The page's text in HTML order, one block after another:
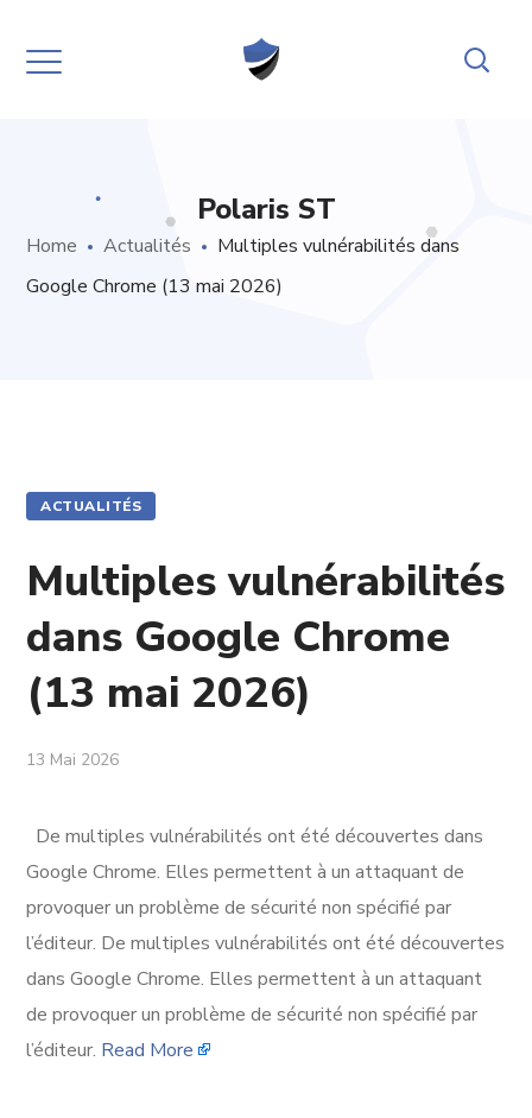
Polaris ST
Home Actualités
Multiples vulnérabilités dans
Google Chrome (13 mai 2026)
ACTUALITÉS
Multiples vulnérabilités
dans Google Chrome
(13 mai 2026)
13 Mai 2026
De multiples vulnérabilités ont été découvertes dans
Google Chrome. Elles permettent à un attaquant de
provoquer un problème de sécurité non spécifié par
l’éditeur. De multiples vulnérabilités ont été découvertes
dans Google Chrome. Elles permettent à un attaquant
de provoquer un problème de sécurité non spécifié par
l’éditeur. Read More